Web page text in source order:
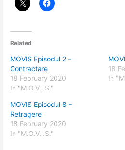
Related
MOVIS Episodul 2 –
Contractare
18 February 2020
In "M.O.V.I.S."
18
In
MOVIS Episodul 8 –
Retragere
18 February 2020
In "M.O.V.I.S."